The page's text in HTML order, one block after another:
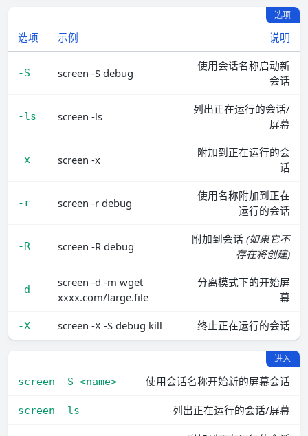
选项
选项 示例 说明
-S screen -S debug
使用会话名称启动新
会话
-ls screen -ls
列出正在运行的会话/
屏幕
-x screen -x
附加到正在运行的会
话
-r screen -r debug
使用名称附加到正在
运行的会话
-R screen -R debug
附加到会话 (如果它不
存在将创建)
-d
screen -d -m wget
xxxx.com/large.file
分离模式下的开始屏
幕
-X screen -X -S debug kill 终止正在运行的会话
进入
screen -S <name>
使用会话名称开始新的屏幕会话
screen -ls 列出正在运行的会话/屏幕